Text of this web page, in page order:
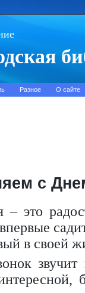
Разное О сайте
с
– это
в своей